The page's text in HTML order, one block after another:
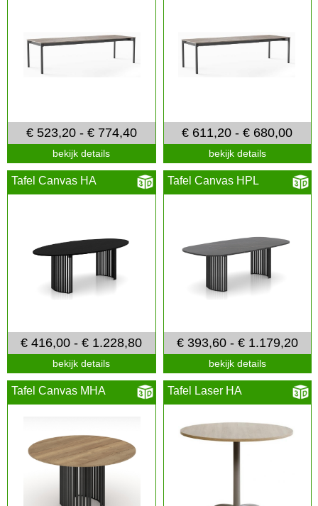
€ 523,20 - € 774,40
bekijk details
€ 611,20 - € 680,00
bekijk details
Tafel Canvas HA
€ 416,00 - € 1.228,80
bekijk details
Tafel Canvas HPL
€ 393,60 - € 1.179,20
bekijk details
Tafel Canvas MHA Tafel Laser HA